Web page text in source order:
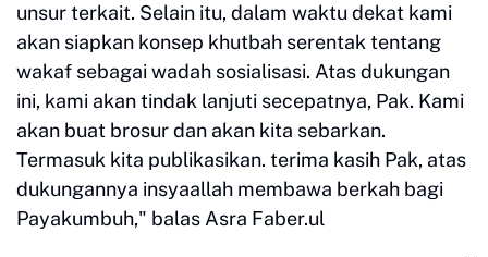
unsur terkait. Selain itu, dalam waktu dekat kami
akan siapkan konsep khutbah serentak tentang
wakaf sebagai wadah sosialisasi. Atas dukungan
ini, kami akan tindak lanjuti secepatnya, Pak. Kami
akan buat brosur dan akan kita sebarkan.
Termasuk kita publikasikan. terima kasih Pak, atas
dukungannya insyaallah membawa berkah bagi
Payakumbuh," balas Asra Faber.ul